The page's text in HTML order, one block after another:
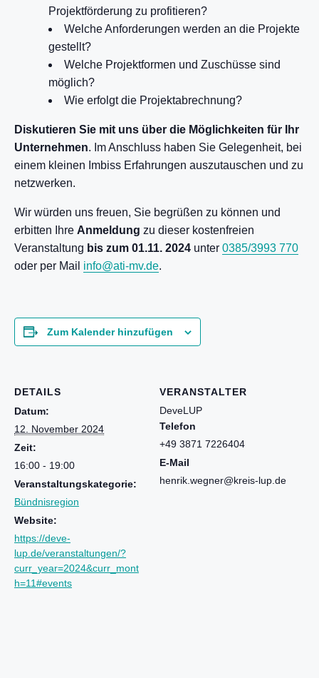
Projektförderung zu profitieren?
Welche Anforderungen werden an die Projekte
gestellt?
Welche Projektformen und Zuschüsse sind
möglich?
Wie erfolgt die Projektabrechnung?
Diskutieren Sie mit uns über die Möglichkeiten für Ihr
Unternehmen. Im Anschluss haben Sie Gelegenheit, bei
einem kleinen Imbiss Erfahrungen auszutauschen und zu
netzwerken.
Wir würden uns freuen, Sie begrüßen zu können und
erbitten Ihre Anmeldung zu dieser kostenfreien
Veranstaltung bis zum 01.11. 2024 unter 0385/3993 770
oder per Mail info@ati-mv.de.
Zum Kalender hinzufügen
DETAILS
Datum:
12. November 2024
Zeit:
16:00 - 19:00
Veranstaltungskategorie:
Bündnisregion
Website:
https://deve-
lup.de/veranstaltungen/?
curr_year=2024&curr_mont
h=11#events
VERANSTALTER
DeveLUP
Telefon
+49 3871 7226404
E-Mail
henrik.wegner@kreis-lup.de